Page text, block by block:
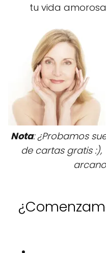
tu vida
Nota: ¿Probamos
de cartas gratis